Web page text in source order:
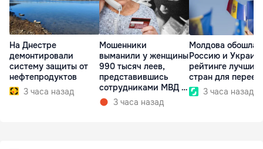
На Днестре
демонтировали
систему защиты от
нефтепродуктов
3 часа назад
Мошенники
выманили у женщины
990 тысяч леев,
представившись
сотрудниками МВД и
СИБ3 часа назад
Молдова обошла
Россию и
рейтинге лучших
стран для
3 часа назад